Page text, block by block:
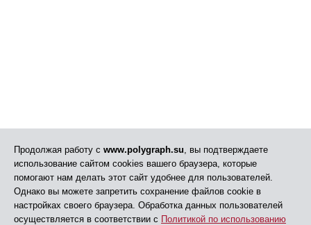
Продолжая работу с www.polygraph.su, вы подтверждаете
использование сайтом cookies вашего браузера, которые
помогают нам делать этот сайт удобнее для пользователей.
Однако вы можете запретить сохранение файлов cookie в
настройках своего браузера. Обработка данных пользователей
осуществляется в соответствии с Политикой по использованию